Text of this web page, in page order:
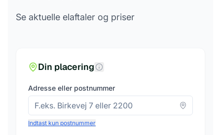
Se aktuelle elaftaler og priser
Din placering
Adresse eller postnummer
Indtast kun postnummer